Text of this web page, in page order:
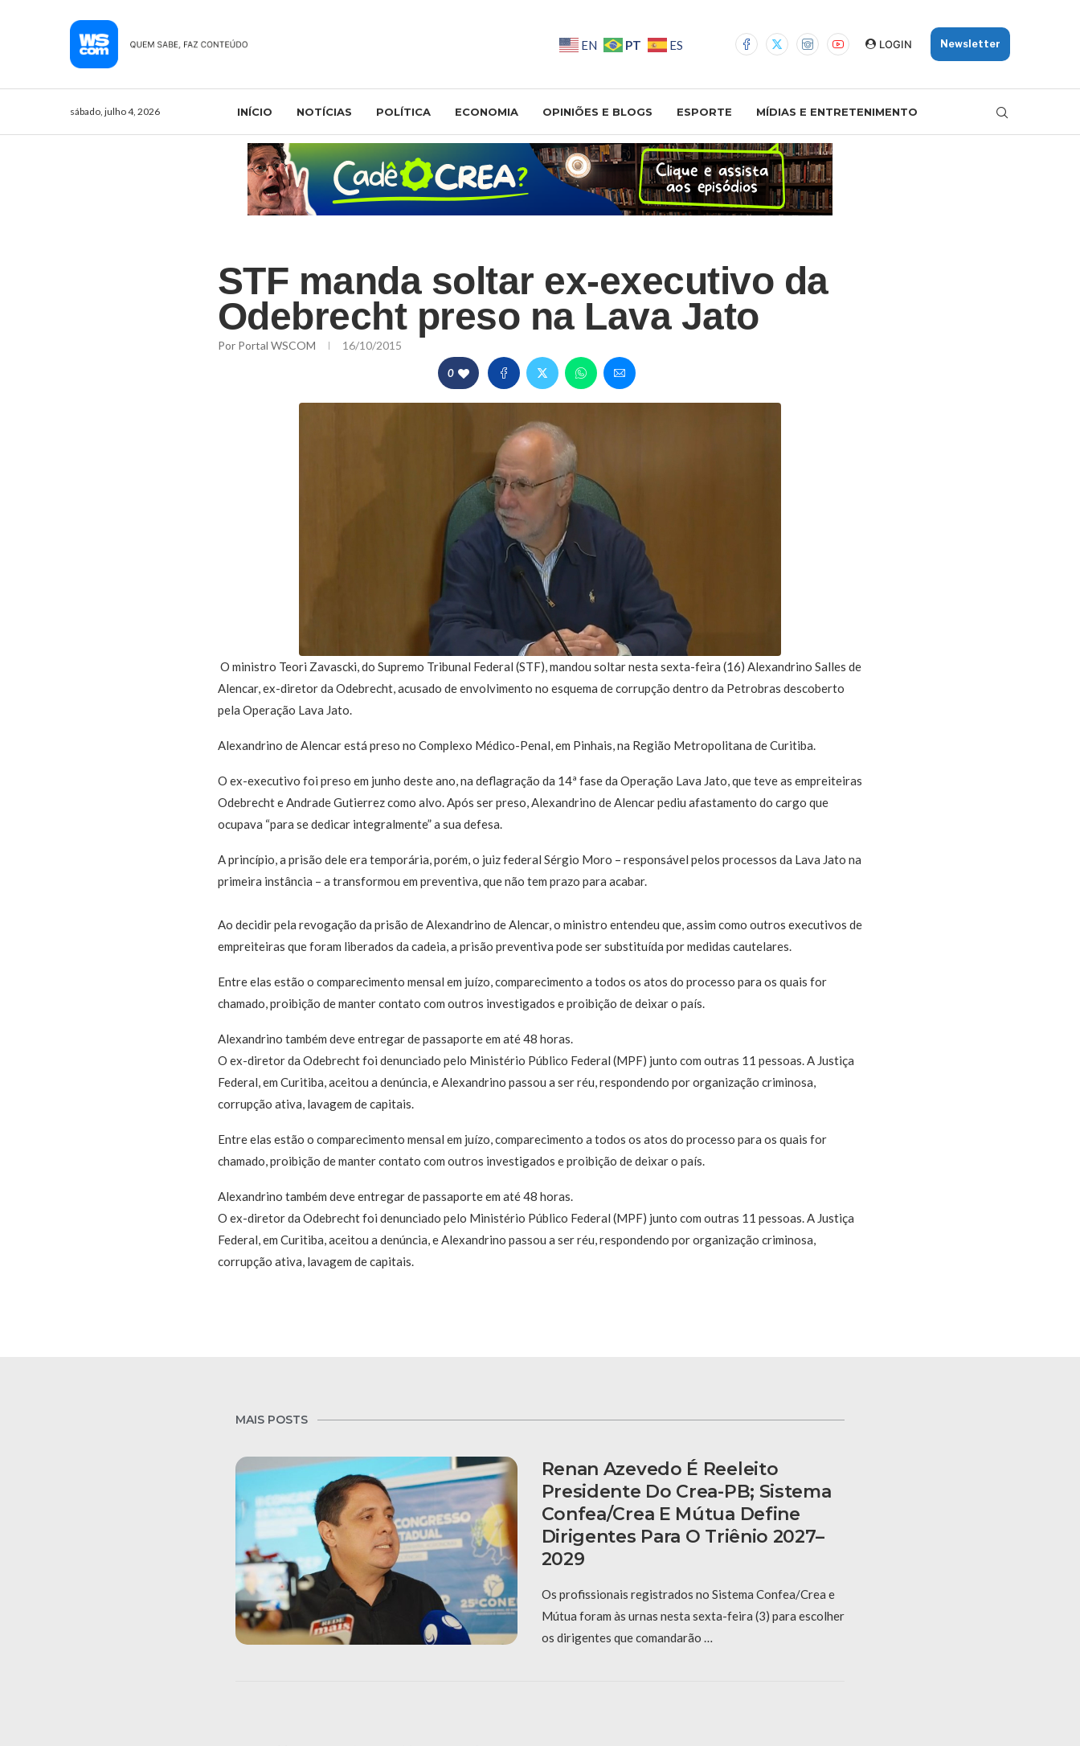
EN PT ES LOGIN Newsletter
sábado, julho 4, 2026 INÍCIO NOTÍCIAS POLÍTICA ECONOMIA OPINIÕES E BLOGS ESPORTE MÍDIAS E ENTRETENIMENTO
STF manda soltar ex-executivo da
Odebrecht preso na Lava Jato
Por Portal WSCOM 16/10/2015
0
O ministro Teori Zavascki, do Supremo Tribunal Federal (STF), mandou soltar nesta sexta-feira (16) Alexandrino Salles de
Alencar, ex-diretor da Odebrecht, acusado de envolvimento no esquema de corrupção dentro da Petrobras descoberto
pela Operação Lava Jato.
Alexandrino de Alencar está preso no Complexo Médico-Penal, em Pinhais, na Região Metropolitana de Curitiba.
O ex-executivo foi preso em junho deste ano, na deflagração da 14ª fase da Operação Lava Jato, que teve as empreiteiras
Odebrecht e Andrade Gutierrez como alvo. Após ser preso, Alexandrino de Alencar pediu afastamento do cargo que
ocupava “para se dedicar integralmente” a sua defesa.
A princípio, a prisão dele era temporária, porém, o juiz federal Sérgio Moro – responsável pelos processos da Lava Jato na
primeira instância – a transformou em preventiva, que não tem prazo para acabar.
Ao decidir pela revogação da prisão de Alexandrino de Alencar, o ministro entendeu que, assim como outros executivos de
empreiteiras que foram liberados da cadeia, a prisão preventiva pode ser substituída por medidas cautelares.
Entre elas estão o comparecimento mensal em juízo, comparecimento a todos os atos do processo para os quais for
chamado, proibição de manter contato com outros investigados e proibição de deixar o país.
Alexandrino também deve entregar de passaporte em até 48 horas.
O ex-diretor da Odebrecht foi denunciado pelo Ministério Público Federal (MPF) junto com outras 11 pessoas. A Justiça
Federal, em Curitiba, aceitou a denúncia, e Alexandrino passou a ser réu, respondendo por organização criminosa,
corrupção ativa, lavagem de capitais.
Entre elas estão o comparecimento mensal em juízo, comparecimento a todos os atos do processo para os quais for
chamado, proibição de manter contato com outros investigados e proibição de deixar o país.
Alexandrino também deve entregar de passaporte em até 48 horas.
O ex-diretor da Odebrecht foi denunciado pelo Ministério Público Federal (MPF) junto com outras 11 pessoas. A Justiça
Federal, em Curitiba, aceitou a denúncia, e Alexandrino passou a ser réu, respondendo por organização criminosa,
corrupção ativa, lavagem de capitais.
MAIS POSTS
Renan Azevedo É Reeleito
Presidente Do Crea-PB; Sistema
Confea/Crea E Mútua Define
Dirigentes Para O Triênio 2027–
2029
Os profissionais registrados no Sistema Confea/Crea e
Mútua foram às urnas nesta sexta-feira (3) para escolher
os dirigentes que comandarão …